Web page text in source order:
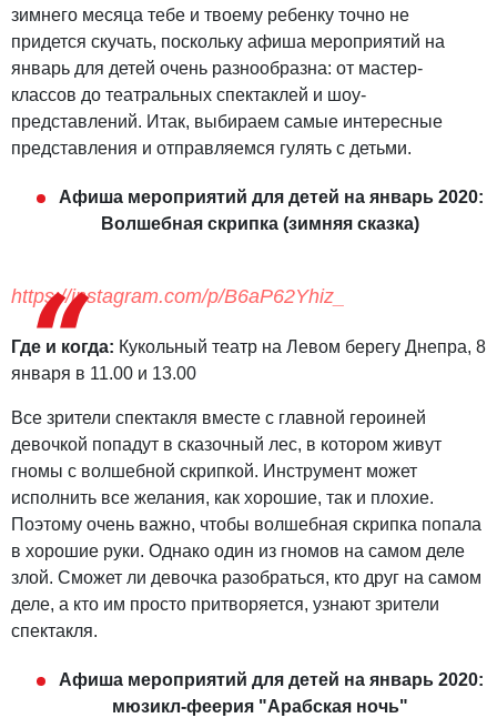
зимнего месяца тебе и твоему ребенку точно не
придется скучать, поскольку афиша мероприятий на
январь для детей очень разнообразна: от мастер-
классов до театральных спектаклей и шоу-
представлений. Итак, выбираем самые интересные
представления и отправляемся гулять с детьми.
Афиша мероприятий для детей на январь 2020:
Волшебная скрипка (зимняя сказка)
https://instagram.com/p/B6aP62Yhiz_
Где и когда: Кукольный театр на Левом берегу Днепра, 8
января в 11.00 и 13.00
Все зрители спектакля вместе с главной героиней
девочкой попадут в сказочный лес, в котором живут
гномы с волшебной скрипкой. Инструмент может
исполнить все желания, как хорошие, так и плохие.
Поэтому очень важно, чтобы волшебная скрипка попала
в хорошие руки. Однако один из гномов на самом деле
злой. Сможет ли девочка разобраться, кто друг на самом
деле, а кто им просто притворяется, узнают зрители
спектакля.
Афиша мероприятий для детей на январь 2020:
мюзикл-феерия "Арабская ночь"